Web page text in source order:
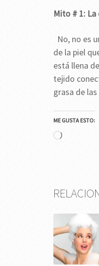
Mito # 1:
No, no es
de la piel
está llena
tejido
grasa de
ME GUSTA ESTO:
Cargando...